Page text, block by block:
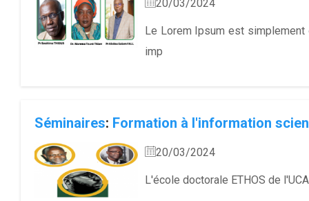
20/03/2024
Le Lorem Ipsum est
imp
Séminaires: Formation à l'information
20/03/2024
L'école doctorale ETHOS de